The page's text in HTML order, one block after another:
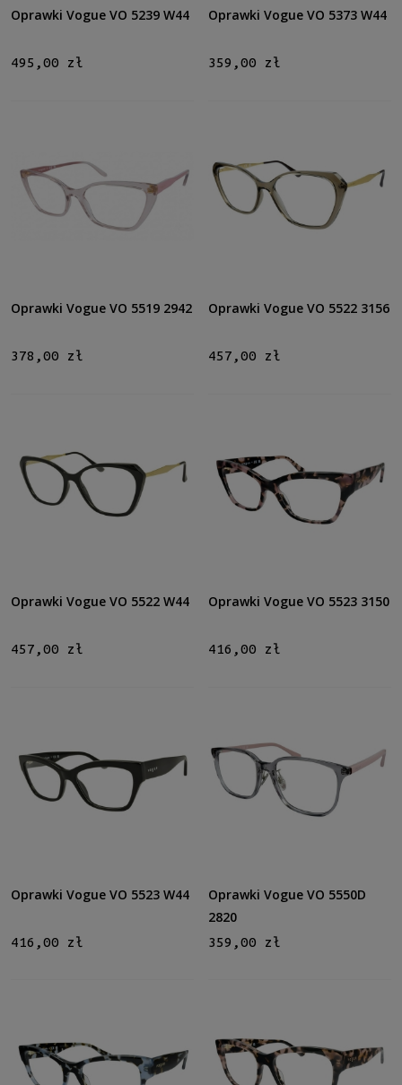
Oprawki Vogue VO 5239 W44
495,00 zł
Oprawki Vogue VO 5373 W44
359,00 zł
Oprawki Vogue VO 5519 2942
378,00 zł
Oprawki Vogue VO 5522 3156
457,00 zł
Oprawki Vogue VO 5522 W44
457,00 zł
Oprawki Vogue VO 5523 3150
416,00 zł
Oprawki Vogue VO 5523 W44
416,00 zł
Oprawki Vogue VO 5550D
2820
359,00 zł